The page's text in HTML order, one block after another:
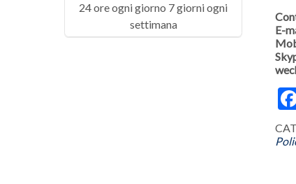
E-
24 ore ogni giorno 7 giorni ogni
settimana